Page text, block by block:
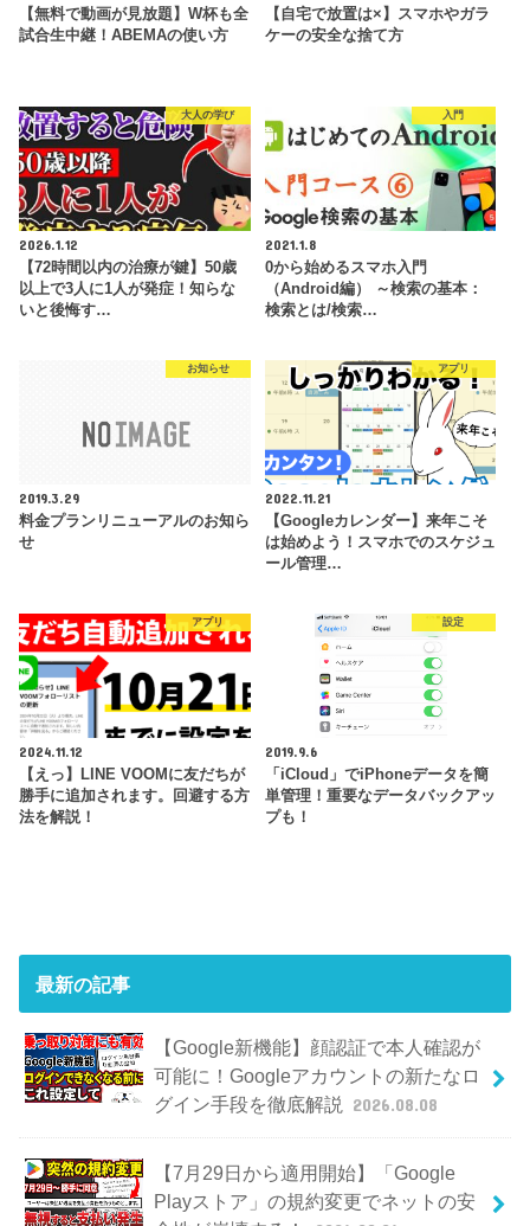
【無料で動画が見放題】W杯も全
試合生中継！ABEMAの使い方
【自宅で放置は×】スマホやガラ
ケーの安全な捨て方
大人の学び
2026.1.12
【72時間以内の治療が鍵】50歳
以上で3人に1人が発症！知らな
いと後悔す…
入門
2021.1.8
0から始めるスマホ入門
（Android編） ～検索の基本：
検索とは/検索…
お知らせ
2019.3.29
料金プランリニューアルのお知ら
せ
アプリ
2022.11.21
【Googleカレンダー】来年こそ
は始めよう！スマホでのスケジュ
ール管理…
アプリ
2024.11.12
【えっ】LINE VOOMに友だちが
勝手に追加されます。回避する方
法を解説！
設定
2019.9.6
「iCloud」でiPhoneデータを簡
単管理！重要なデータバックアッ
プも！
最新の記事
【Google新機能】顔認証で本人確認が
可能に！Googleアカウントの新たなロ
グイン手段を徹底解説
2026.08.08
【7月29日から適用開始】「Google
Playストア」の規約変更でネットの安